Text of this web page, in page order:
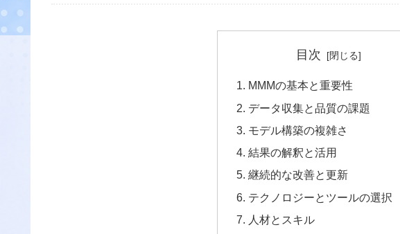
目次
MMMの基本と重要性
データ収集と品質の課題
モデル構築の複雑さ
結果の解釈と活用
継続的な改善と更新
テクノロジーとツールの選択
人材とスキル